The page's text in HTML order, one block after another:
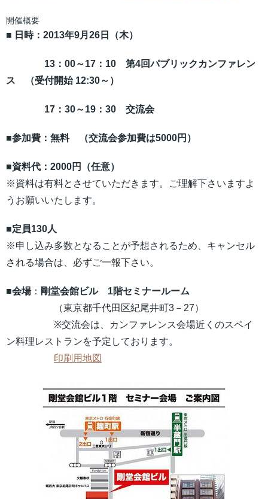
開催概要
■ 日時：2013年9月26日（木）
13：00～17：10 第4回パブリックカンファレン
ス （受付開始 12:30～ ）
17：30～19：30 交流会
■参加費：無料 （交流会参加費は5000円）
■資料代：2000円（任意）
※資料は有料とさせていただきます。ご理解下さいますよ
うお願いいたします。
■定員130人
※申し込み多数となることが予想されるため、キャンセル
される場合は、必ずご一報下さい。
■会場： 剛堂会館ビル 1階セミナールーム
（東京都千代田区紀尾井町3－27）
※交流会は、カンファレンス会場近くのスペイ
ン料理レストランを予定しております。
印刷用地図